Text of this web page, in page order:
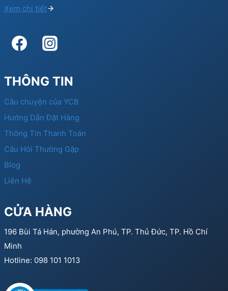
Xem chi tiết
THÔNG TIN
Câu chuyện của YCB
Hướng Dẫn Đặt Hàng
Thông Tin Thanh Toán
Câu Hỏi Thường Gặp
Blog
Liên Hệ
CỬA HÀNG
196 Bùi Tá Hán, phường An Phú, TP. Thủ Đức, TP. Hồ Chí
Minh
Hotline: 098 101 1013